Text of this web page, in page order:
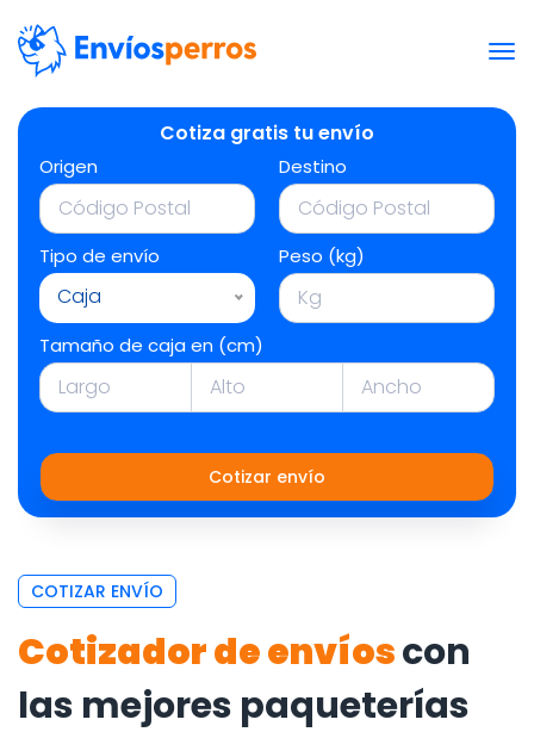
Cotiza gratis tu envío
Origen Destino
Tipo de envío
Caja
Peso (kg)
Tamaño de caja en (cm)
Cotizar envío
COTIZAR ENVÍO
Cotizador de envíoscon
las mejores paqueterías